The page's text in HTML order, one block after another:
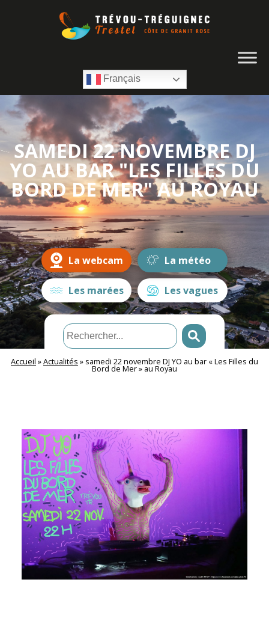
Français
SAMEDI 22 NOVEMBRE DJ
YO AU BAR "LES FILLES DU
BORD DE MER" AU ROYAU
La webcam La météo
Les marées Les vagues
Accueil »Actualités » samedi 22 novembre DJ YO au bar « Les Filles du
Bord de Mer » au Royau